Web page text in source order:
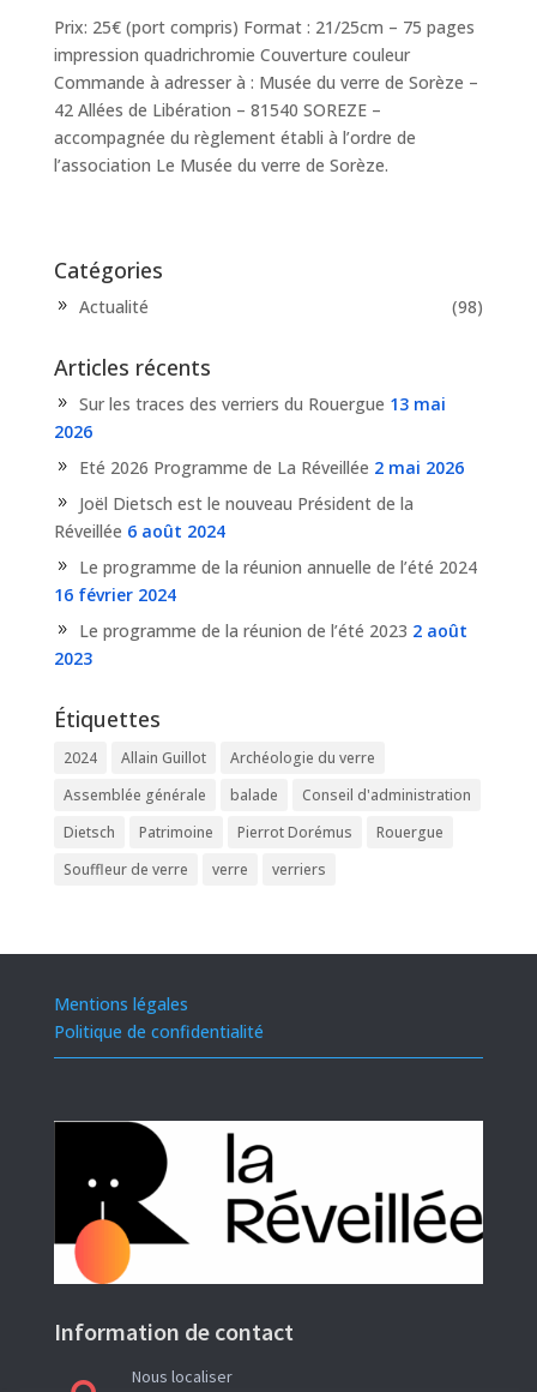
Prix: 25€ (port compris) Format : 21/25cm – 75 pages
impression quadrichromie Couverture couleur
Commande à adresser à : Musée du verre de Sorèze –
42 Allées de Libération – 81540 SOREZE –
accompagnée du règlement établi à l’ordre de
l’association Le Musée du verre de Sorèze.
Catégories
Actualité (98)
Articles récents
Sur les traces des verriers du Rouergue 13 mai
2026
Eté 2026 Programme de La Réveillée 2 mai 2026
Joël Dietsch est le nouveau Président de la
Réveillée 6 août 2024
Le programme de la réunion annuelle de l’été 2024
16 février 2024
Le programme de la réunion de l’été 2023 2 août
2023
Étiquettes
2024 Allain Guillot
Archéologie du verre
Assemblée générale
balade
Conseil d'administration
Dietsch
Patrimoine Pierrot Dorémus
Rouergue
Souffleur de verre
verre verriers
Mentions légales
Politique de confidentialité
Information de contact
Nous localiser